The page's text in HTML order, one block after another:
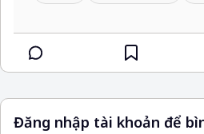
Đăng nhập tài khoản để